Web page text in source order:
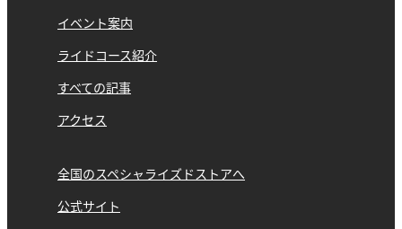
イベント案内
ライドコース紹介
すべての記事
アクセス
全国のスペシャライズドストアへ
公式サイト